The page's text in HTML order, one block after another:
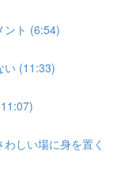
ト (6:54)
い (11:33)
しい場に身を置く